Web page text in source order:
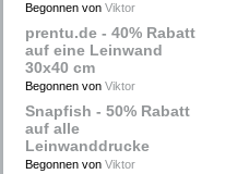
Begonnen von Viktor
prentu.de - 40% Rabatt
auf eine Leinwand
30x40 cm
Begonnen von Viktor
Snapfish - 50% Rabatt
auf alle
Leinwanddrucke
Begonnen von Viktor